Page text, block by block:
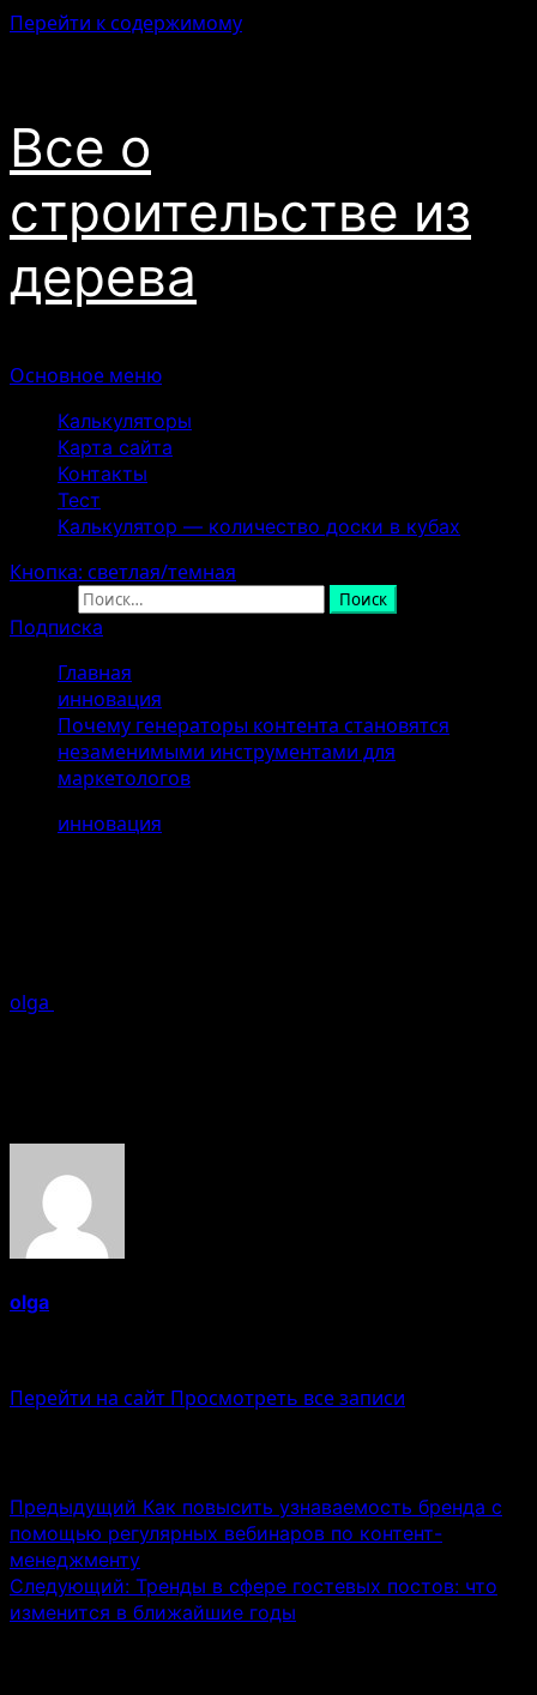
Перейти к содержимому
Все о
строительстве из
дерева
Основное меню
Калькуляторы
Карта сайта
Контакты
Тест
Калькулятор — количество доски в кубах
Кнопка: светлая/темная
Подписка
Главная
инновация
Почему генераторы контента становятся
незаменимыми инструментами для
маркетологов
инновация
olga
olga
Перейти на сайт Просмотреть все записи
Предыдущий Как повысить узнаваемость бренда с
помощью регулярных вебинаров по контент-
менеджменту
Следующий: Тренды в сфере гостевых постов: что
изменится в ближайшие годы